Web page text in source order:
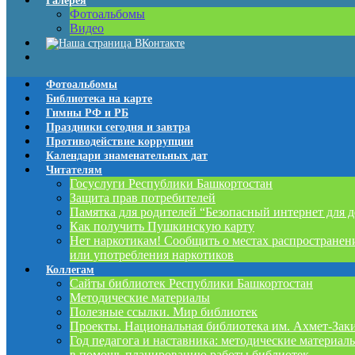
Фотоальбомы
Видео
Фотоальбомы
Библиотека на карте
Гимны РФ и РБ
Праздники сегодня и завтра
Противодействие коррупции
Календари знаменательных дат
Читателям
Госуслуги Республики Башкортостан
Защита прав потребителей
Памятка для родителей “Безопасный интернет для
Как получить Пушкинскую карту
Нет наркотикам! Сообщить о местах
или употребления наркотиков
Коллегам
Сайты библиотек Республики Башкортостан
Методические материалы
Полезные ссылки. Мир библиотек
Проекты. Национальная библиотека им. Ахмет-
Год педагога и наставника: методические